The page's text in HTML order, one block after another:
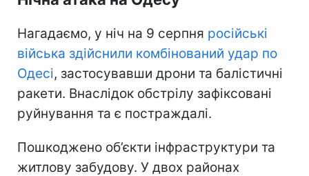
Нагадаємо, у ніч на 9 серпня російські
війська здійснили комбінований удар по
Одесі, застосувавши дрони та балістичні
ракети. Внаслідок обстрілу зафіксовані
руйнування та є постраждалі.
Пошкоджено об’єкти інфраструктури та
житлову забудову. У двох районах